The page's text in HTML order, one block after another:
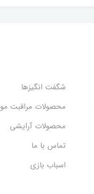
شگفت انگيزها
محصولات مراقبت مو
محصولات آرایشی
تماس با ما
اسباب بازی